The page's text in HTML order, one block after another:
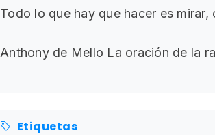
Todo lo que hay que hacer es
Anthony de Mello La oración de la
Etiquetas